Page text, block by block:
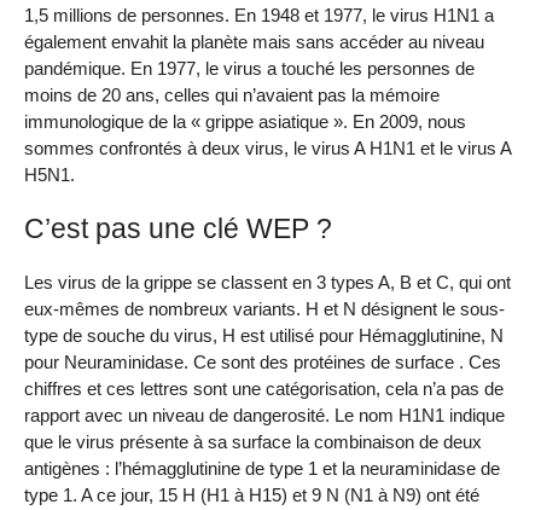
1,5 millions de personnes. En 1948 et 1977, le virus H1N1 a
également envahit la planète mais sans accéder au niveau
pandémique. En 1977, le virus a touché les personnes de
moins de 20 ans, celles qui n’avaient pas la mémoire
immunologique de la « grippe asiatique ». En 2009, nous
sommes confrontés à deux virus, le virus A H1N1 et le virus A
H5N1.
C’est pas une clé WEP ?
Les virus de la grippe se classent en 3 types A, B et C, qui ont
eux-mêmes de nombreux variants. H et N désignent le sous-
type de souche du virus, H est utilisé pour Hémagglutinine, N
pour Neuraminidase. Ce sont des protéines de surface . Ces
chiffres et ces lettres sont une catégorisation, cela n’a pas de
rapport avec un niveau de dangerosité. Le nom H1N1 indique
que le virus présente à sa surface la combinaison de deux
antigènes : l’hémagglutinine de type 1 et la neuraminidase de
type 1. A ce jour, 15 H (H1 à H15) et 9 N (N1 à N9) ont été